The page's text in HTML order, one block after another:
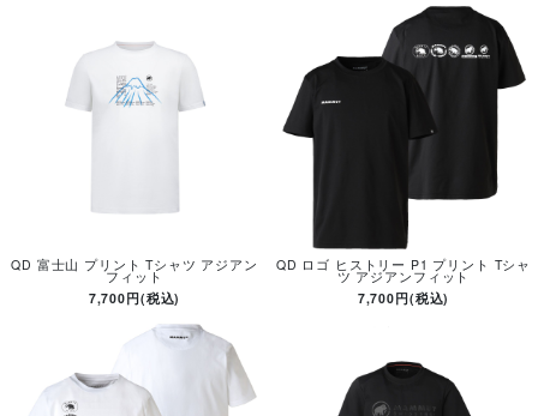
QD 富士山 プリント Tシャツ アジアン
フィット
7,700円(税込)
QD ロゴ ヒストリー P1 プリント Tシャ
ツ アジアンフィット
7,700円(税込)